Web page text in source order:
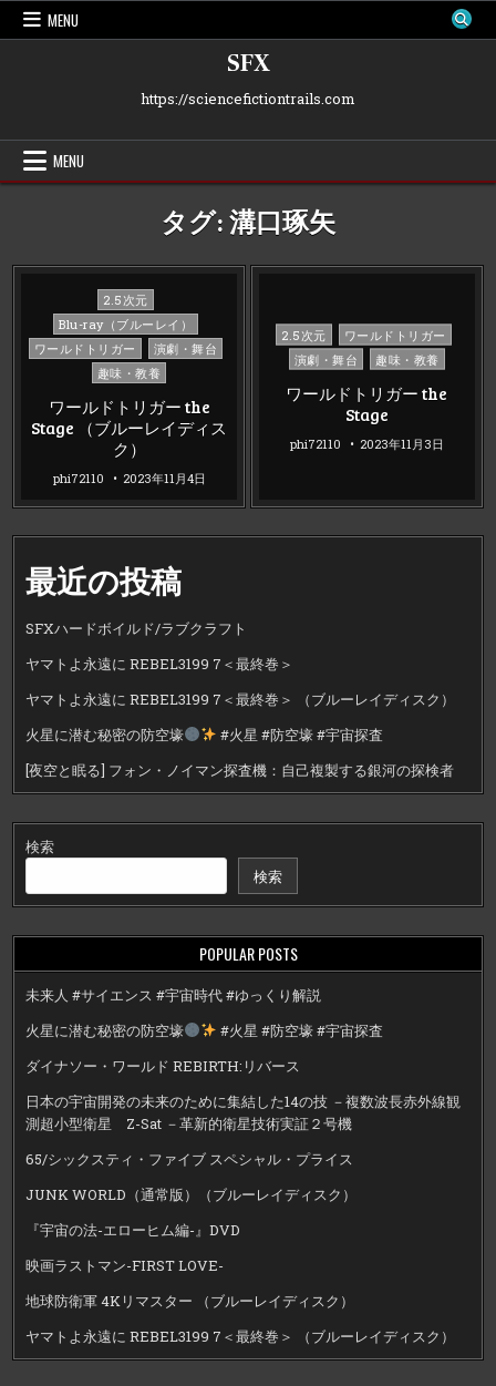
Skip
MENU
SFX
https://sciencefictiontrails.com
MENU
タグ:溝口琢矢
Posted
in
2.5次元
Blu-ray（ブルーレイ）
ワールドトリガー
演劇・舞台
趣味・教養
ワールドトリガー the
Stage （ブルーレイディス
ク）
phi72110 2023年11月4日
Posted
2.5次元
ワールドトリガー
演劇・舞台
趣味・教養
ワールドトリガー the
Stage
phi72110 2023年11月3日
最近の投稿
SFXハードボイルド/ラブクラフト
ヤマトよ永遠に REBEL3199 7＜最終巻＞
ヤマトよ永遠に REBEL3199 7＜最終巻＞ （ブルーレイディスク）
火星に潜む秘密の防空壕
#火星 #防空壕 #宇宙探査
[夜空と眠る] フォン・ノイマン探査機：自己複製する銀河の探検者
検索
検索
POPULAR POSTS
未来人 #サイエンス #宇宙時代 #ゆっくり解説
火星に潜む秘密の防空壕
#火星 #防空壕 #宇宙探査
ダイナソー・ワールド REBIRTH:リバース
日本の宇宙開発の未来のために集結した14の技 －複数波長赤外線観
測超小型衛星 Z-Sat －革新的衛星技術実証２号機
65/シックスティ・ファイブ スペシャル・プライス
JUNK WORLD（通常版）（ブルーレイディスク）
『宇宙の法-エローヒム編-』DVD
映画ラストマン-FIRST LOVE-
地球防衛軍 4Kリマスター （ブルーレイディスク）
ヤマトよ永遠に REBEL3199 7＜最終巻＞ （ブルーレイディスク）